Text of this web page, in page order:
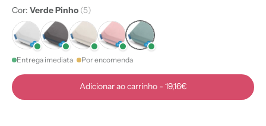
Cor: Verde Pinho (5)
Entrega imediata Por encomenda
Adicionar ao carrinho - 19,16€